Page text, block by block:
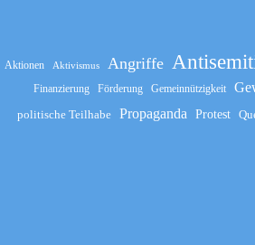
Aktionen Aktivismus Angriffe
Finanzierung Förderung Gemeinnützigkeit
politische Teilhabe Propaganda Protest